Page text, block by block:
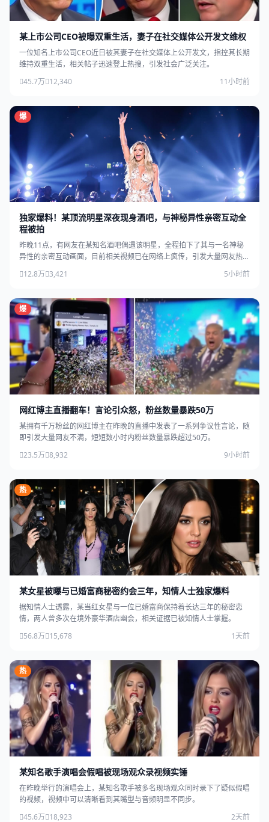
某上市公司CEO被曝双重生活，妻子在社交媒体公开发文维权
一位知名上市公司CEO近日被其妻子在社交媒体上公开发文，指控其长期
维持双重生活，相关帖子迅速登上热搜，引发社会广泛关注。
45.7万 12,340 11小时前
爆
独家爆料！某顶流明星深夜现身酒吧，与神秘异性亲密互动全
程被拍
昨晚11点，有网友在某知名酒吧偶遇该明星，全程拍下了其与一名神秘
异性的亲密互动画面，目前相关视频已在网络上疯传，引发大量网友热
12.8万 3,421 5小时前
爆
网红博主直播翻车！言论引众怒，粉丝数量暴跌50万
某拥有千万粉丝的网红博主在昨晚的直播中发表了一系列争议性言论，随
即引发大量网友不满，短短数小时内粉丝数量暴跌超过50万。
23.5万 8,932 9小时前
热
某女星被曝与已婚富商秘密约会三年，知情人士独家爆料
据知情人士透露，某当红女星与一位已婚富商保持着长达三年的秘密恋
情，两人曾多次在境外豪华酒店幽会，相关证据已被知情人士掌握。
56.8万 15,678 1天前
热
某知名歌手演唱会假唱被现场观众录视频实锤
在昨晚举行的演唱会上，某知名歌手被多名现场观众同时录下了疑似假唱
的视频，视频中可以清晰看到其嘴型与音频明显不同步。
45.6万 18,923 2天前